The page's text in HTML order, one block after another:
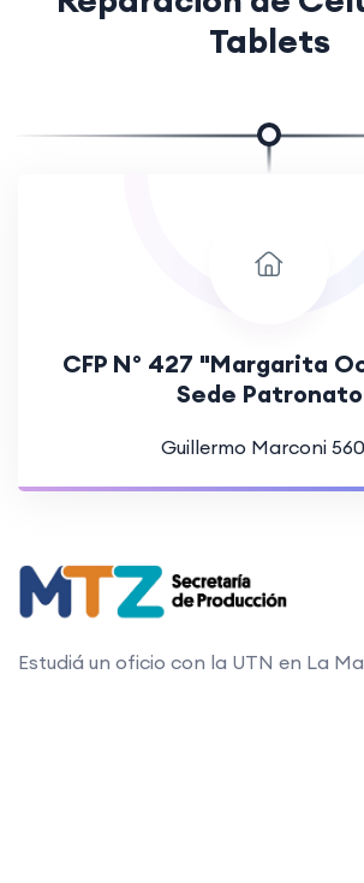
Tablets
CFP N° 427 "Margarita
Sede Patronato
Guillermo Marconi
Estudiá un oficio con la UTN en La